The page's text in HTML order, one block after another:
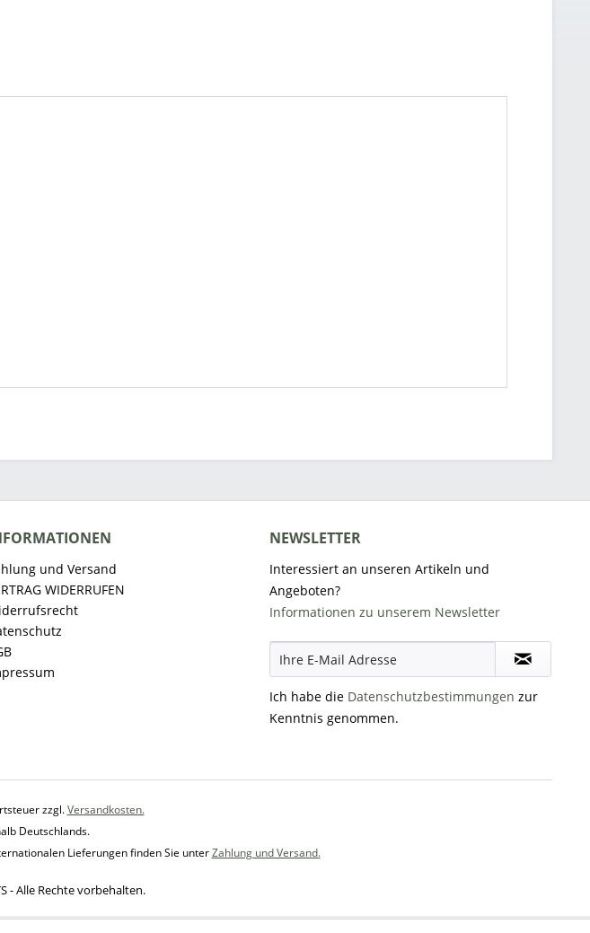
und Versand
WIDERRUFEN
NEWSLETTER
Interessiert an unseren Artikeln und
Angeboten?
Informationen zu unserem Newsletter
Ich habe die Datenschutzbestimmungen zur
Kenntnis genommen.
zzgl.Versandkosten.
Deutschlands.
Lieferungen finden Sie unterZahlung und Versand.
- Alle Rechte vorbehalten.